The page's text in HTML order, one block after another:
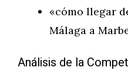
«cómo llegar
Málaga a
Análisis de la